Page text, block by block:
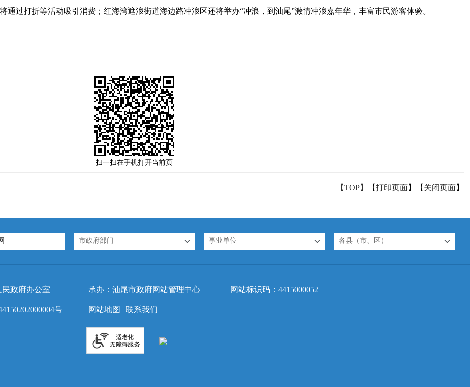
通过打折等活动吸引消费；红海湾遮浪街道海边路冲浪区还将举办“冲浪，到汕尾”激情冲浪嘉年华，丰富市民游客体验。
扫一扫在手机打开当前页
【TOP】 【打印页面】【 关闭页面】
市政府部门 事业单位 各县（市、区）
民政府办公室 承办：汕尾市政府网站管理中心 网站标识码：4415000052
号 网站地图 | 联系我们